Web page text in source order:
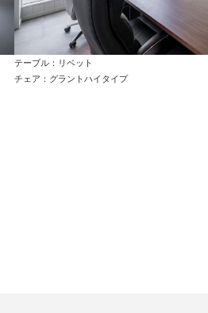
テーブル：リベット
チェア：グラントハイタイプ